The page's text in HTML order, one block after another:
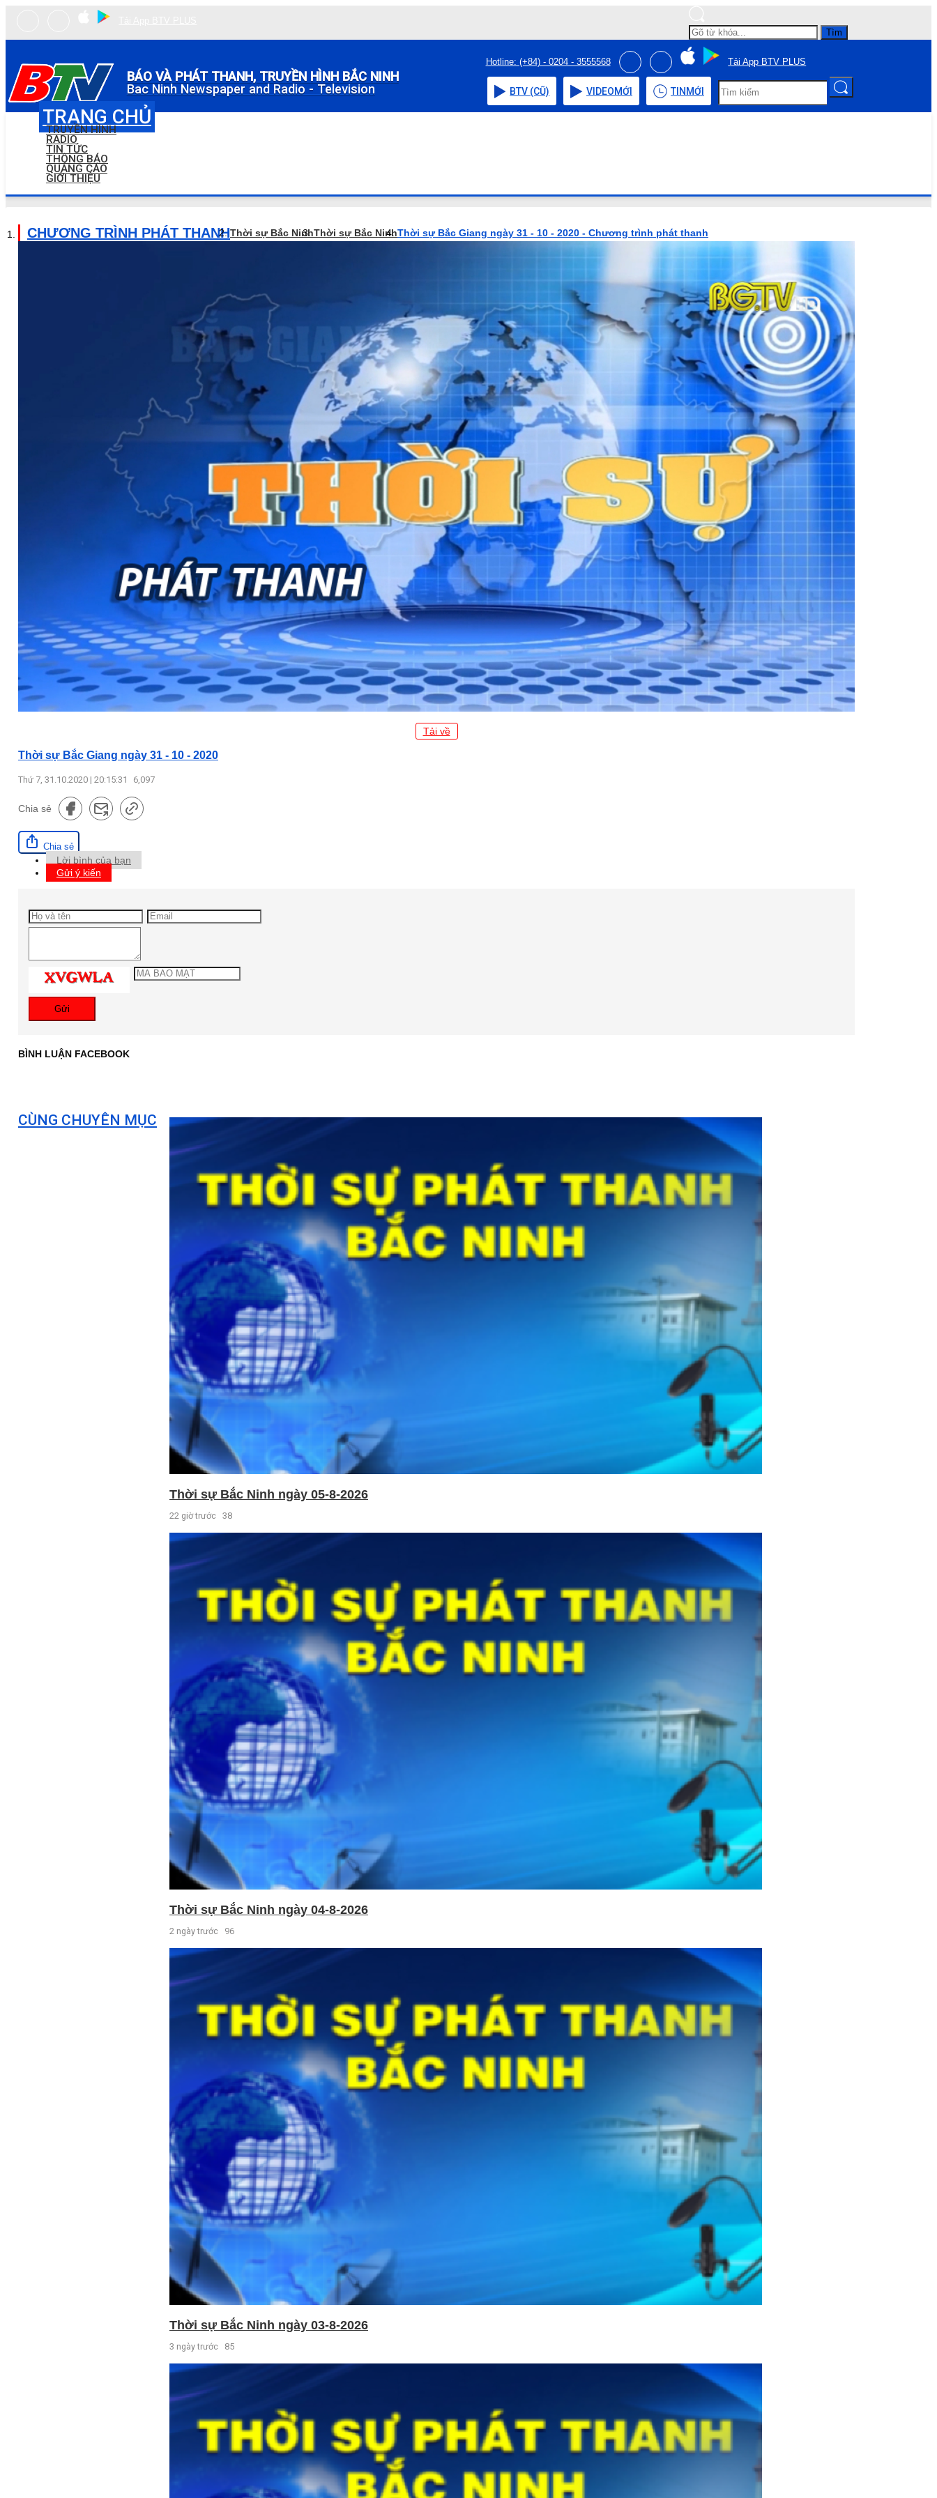
Tìm
BÁO VÀ PHÁT THANH, TRUYỀN HÌNH BẮC NINH
Bac Ninh Newspaper and Radio - Television
Hotline: (+84) - 0204 - 3555568 Tải App BTV PLUS
BTV (CŨ) VIDEOMỚI TIN MỚI
TRANG CHỦ
TRUYỀN HÌNH
RADIO
TIN TỨC
THÔNG BÁO
QUẢNG CÁO
GIỚI THIỆU
CHƯƠNG TRÌNH PHÁT THANHThời sự Bắc NinhThời sự Bắc NinhThời sự Bắc Giang ngày 31 - 10 - 2020 - Chương trình phát thanh
Tải về
Thời sự Bắc Giang ngày 31 - 10 - 2020
Thứ 7, 31.10.2020 | 20:15:31 6,097
Chia sẻ
Chia sẻ
Lời bình của bạn
Gửi ý kiến
Gửi
BÌNH LUẬN FACEBOOK
CÙNG CHUYÊN MỤC
Thời sự Bắc Ninh ngày 05-8-2026
22 giờ trước 38
Thời sự Bắc Ninh ngày 04-8-2026
2 ngày trước 96
Thời sự Bắc Ninh ngày 03-8-2026
3 ngày trước 85